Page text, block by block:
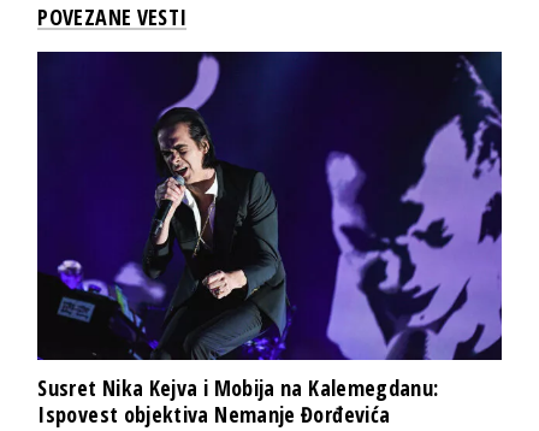
POVEZANE VESTI
Susret Nika Kejva i Mobija na Kalemegdanu:
Ispovest objektiva Nemanje Đorđevića